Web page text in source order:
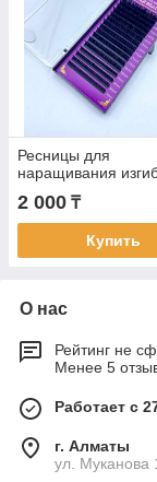
Ресницы для
наращивания
2 000 ₸
Купить
О нас
Рейтинг не
Менее 5
Работает с
г. Алматы
ул. Муканова